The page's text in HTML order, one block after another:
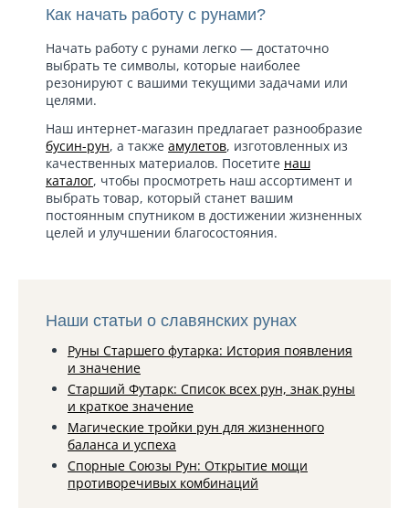
Как начать работу с рунами?
Начать работу с рунами легко — достаточно
выбрать те символы, которые наиболее
резонируют с вашими текущими задачами или
целями.
Наш интернет-магазин предлагает разнообразие
бусин-рун, а также амулетов, изготовленных из
качественных материалов. Посетите наш
каталог, чтобы просмотреть наш ассортимент и
выбрать товар, который станет вашим
постоянным спутником в достижении жизненных
целей и улучшении благосостояния.
Наши статьи о славянских рунах
Руны Старшего футарка: История появления
и значение
Старший Футарк: Список всех рун, знак руны
и краткое значение
Магические тройки рун для жизненного
баланса и успеха
Спорные Союзы Рун: Открытие мощи
противоречивых комбинаций